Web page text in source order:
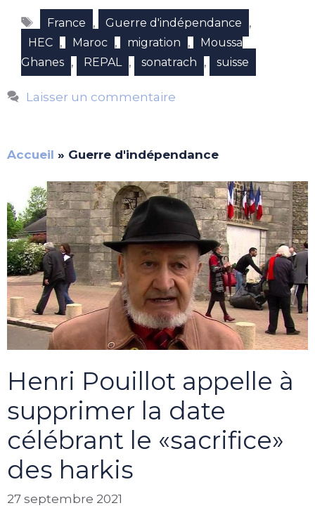
Étiquettes
France , Guerre d'indépendance ,
HEC , Maroc , migration ,
Moussa
Ghanes , REPAL , sonatrach , suisse
Laisser un commentaire
Accueil » Guerre d'indépendance
Henri Pouillot appelle à
supprimer la date
célébrant le «sacrifice»
des harkis
27 septembre 2021